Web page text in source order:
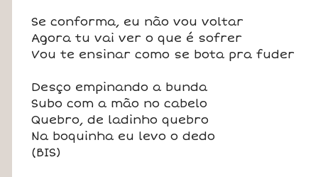
Se conforma, eu não vou voltar
Agora tu vai ver o que é sofrer
Vou te ensinar como se bota pra fuder
Desço empinando a bunda
Subo com a mão no cabelo
Quebro, de ladinho quebro
Na boquinha eu levo o dedo
(BIS)